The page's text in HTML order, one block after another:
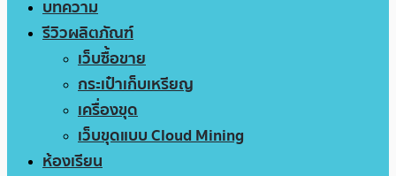
บทความ
รีวิวผลิตภัณฑ์
เว็บซื้อขาย
กระเป๋าเก็บเหรียญ
เครื่องขุด
เว็บขุดแบบ Cloud Mining
ห้องเรียน